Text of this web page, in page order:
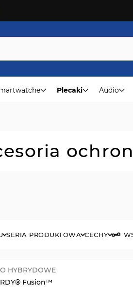
Plecaki Audio
SERIA PRODUKTOWA CECHY
HYBRYDOWE
Fusion™